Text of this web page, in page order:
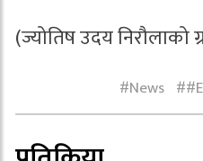
(ज्योतिष उदय निरौलाको
News